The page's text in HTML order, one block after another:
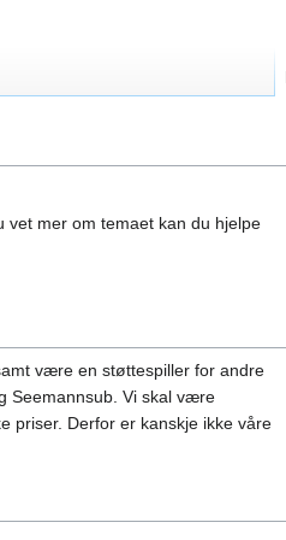
vet mer om temaet kan du hjelpe
være en støttespiller for andre
Seemannsub. Vi skal være
priser. Derfor er kanskje ikke våre